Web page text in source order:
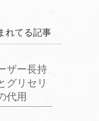
れてる記事
ザー長持
グリセリ
代用